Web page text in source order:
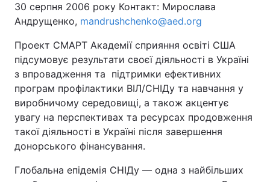
30 серпня 2006 року Контакт: Мирослава
Андрущенко, mandrushchenko@aed.org
Проект СМАРТ Академії сприяння освіті США
підсумовує результати своєї діяльності в Україні
з впровадження та підтримки ефективних
програм профілактики ВІЛ/СНІДу та навчання у
виробничому середовищі, а також акцентує
увагу на перспективах та ресурсах продовження
такої діяльності в Україні після завершення
донорського фінансування.
Глобальна епідемія СНІДу — одна з найбільших